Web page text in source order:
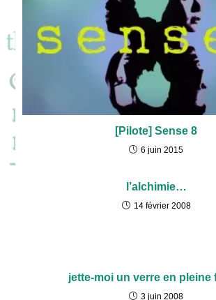
[Pilote] Sense 8
6 juin 2015
l’alchimie…
14 février 2008
jette-moi un verre en pleine
3 juin 2008